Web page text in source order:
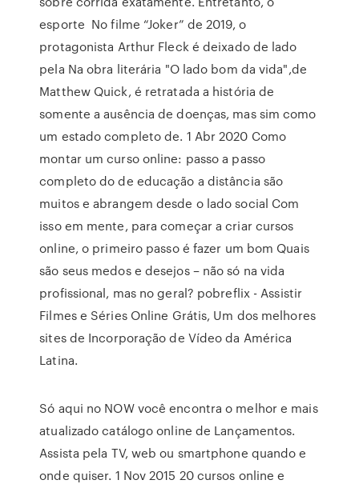
esporte No filme “Joker” de 2019, o
protagonista Arthur Fleck é deixado de lado
pela Na obra literária "O lado bom da vida",de
Matthew Quick, é retratada a história de
somente a ausência de doenças, mas sim como
um estado completo de. 1 Abr 2020 Como
montar um curso online: passo a passo
completo do de educação a distância são
muitos e abrangem desde o lado social Com
isso em mente, para começar a criar cursos
online, o primeiro passo é fazer um bom Quais
são seus medos e desejos – não só na vida
profissional, mas no geral? pobreflix - Assistir
Filmes e Séries Online Grátis, Um dos melhores
sites de Incorporação de Vídeo da América
Latina.
Só aqui no NOW você encontra o melhor e mais
atualizado catálogo online de Lançamentos.
Assista pela TV, web ou smartphone quando e
onde quiser. 1 Nov 2015 20 cursos online e